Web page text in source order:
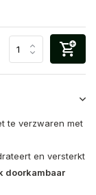
te verzwaren met
en versterkt
doorkambaar